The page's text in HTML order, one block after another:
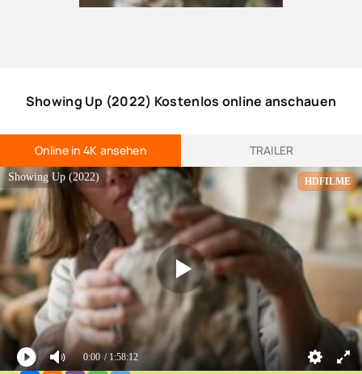
Showing Up (2022) Kostenlos online anschauen
Online in 4K ansehen TRAILER
Showing Up (2022)
0:00 / 1:58:12
HDFILME